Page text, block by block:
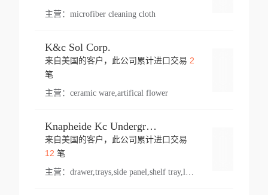
主营： microfiber cleaning cloth
K&c Sol Corp.
来自美国的客户，此公司累计进口交易 2
笔
主营： ceramic ware,artifical flower
Knapheide Kc Underground
来自美国的客户，此公司累计进口交易
12 笔
主营：